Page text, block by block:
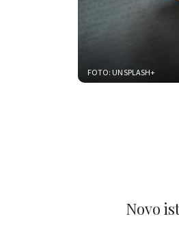
FOTO: UNSPLASH+
Novo